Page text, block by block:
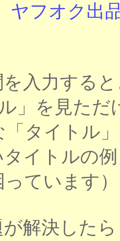
ヤフオク出
を入力する
」を見ただ
「タイトル
トルの例
ています）
が解決した